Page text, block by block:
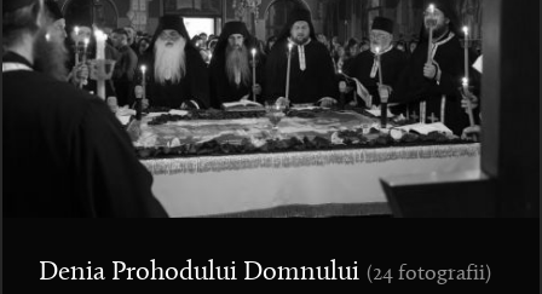
Denia Prohodului Domnului (24 fotografii)